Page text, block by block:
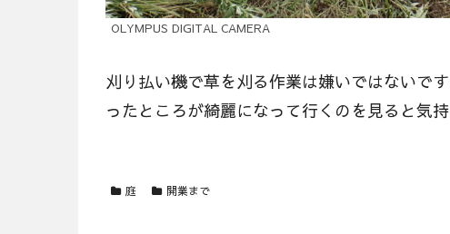
OLYMPUS DIGITAL CAMERA
刈り払い機で草を刈る作業は嫌いではないで
ったところが綺麗になって行くのを見ると気持
庭 開業まで